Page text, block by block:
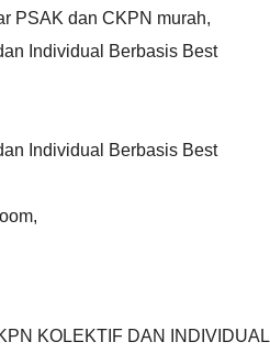
PSAK dan CKPN murah,
Individual Berbasis Best
Individual Berbasis Best
,
KOLEKTIF DAN INDIVIDUAL